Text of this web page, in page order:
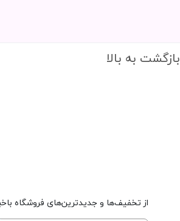
بازگشت به بالا
از تخفیف‌ها و جدیدترین‌های فروشگاه